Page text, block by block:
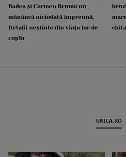
Badea și Carmen Brumă nu
mănâncă niciodată împreună.
Detalii neștiute din viața lor de
cuplu
UNICA.RO